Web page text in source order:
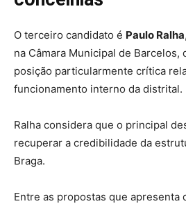
O terceiro candidato é Paulo Ralha
na Câmara Municipal de Barcelos,
posição particularmente crítica
funcionamento interno da distrital.
Ralha considera que o principal
recuperar a credibilidade da
Braga.
Entre as propostas que apresenta